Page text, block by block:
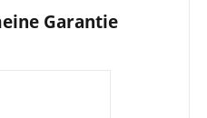
Garantie